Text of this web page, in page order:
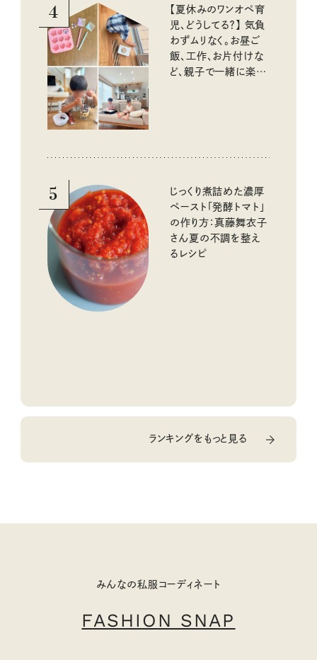
4
【夏休みのワンオペ育
児、どうしてる？】 気負
わずムリなく。お昼ご
飯、工作、お片付けな
ど、親子で一緒に楽し
5
じっくり煮詰めた濃厚
ペースト「発酵トマト」
の作り方：真藤舞衣子
さん夏の不調を整え
るレシピ
ランキングをもっと見る
みんなの私服コーディネート
FASHION SNAP